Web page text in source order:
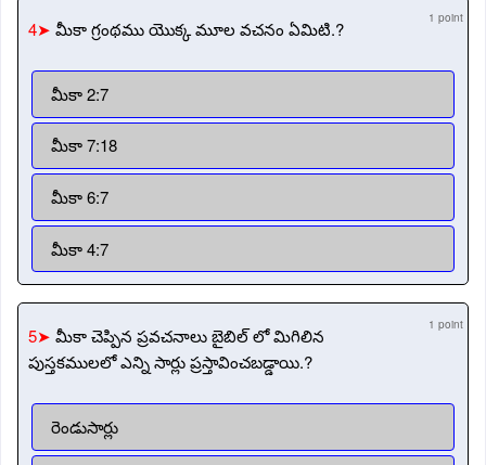
4➤ మీకా గ్రంథము యొక్క మూల వచనం ఏమిటి.? 1 point
మీకా 2:7
మీకా 7:18
మీకా 6:7
మీకా 4:7
5➤ మీకా చెప్పిన ప్రవచనాలు బైబిల్ లో మిగిలిన
పుస్తకములలో ఎన్ని సార్లు ప్రస్తావించబడ్డాయి.?
1 point
రెండుసార్లు